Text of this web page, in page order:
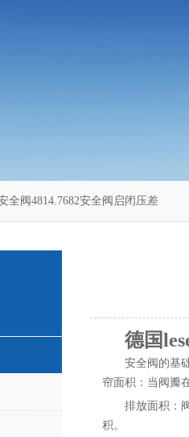
全阀4814.7682安全阀启闭压差
德国
安全阀的基
帘面积：当阀瓣
排放面积：
积。